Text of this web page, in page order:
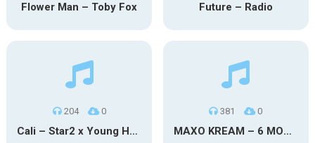
Flower Man – Toby Fox Future – Radio
204 0
Cali – Star2 x Young Henny
381 0
MAXO KREAM – 6 MONTHS CLEAN